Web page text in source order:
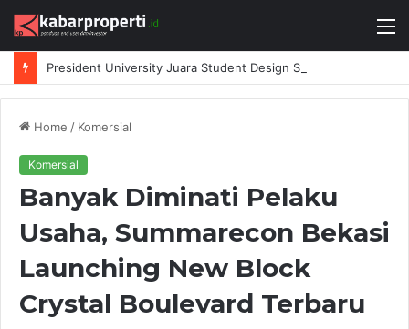
Home / Komersial
Komersial
Banyak Diminati Pelaku
Usaha, Summarecon Bekasi
Launching New Block
Crystal Boulevard Terbaru